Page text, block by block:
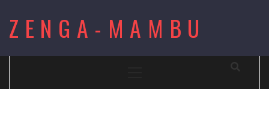
content
ZENGA-MAMBU